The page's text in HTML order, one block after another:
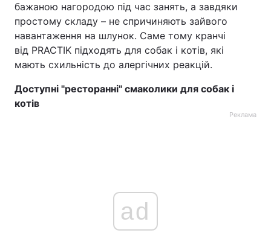
бажаною нагородою під час занять, а завдяки
простому складу – не спричиняють зайвого
навантаження на шлунок. Саме тому кранчі
від PRACTIK підходять для собак і котів, які
мають схильність до алергічних реакцій.
Доступні "ресторанні" смаколики для собак і
котів
Реклама
ad